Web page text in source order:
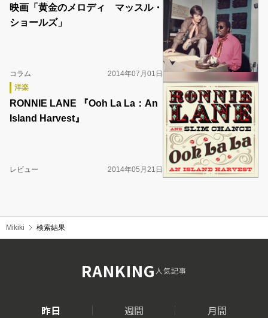
映画「黄金のメロディ マッスル・
ショールズ」
コラム
2014年07月01日
洋楽
RONNIE LANE 『Ooh La La：An
Island Harvest』
レビュー 2014年05月21日
Mikiki 検索結果
RANKING人気記事
昨日 週間 月間